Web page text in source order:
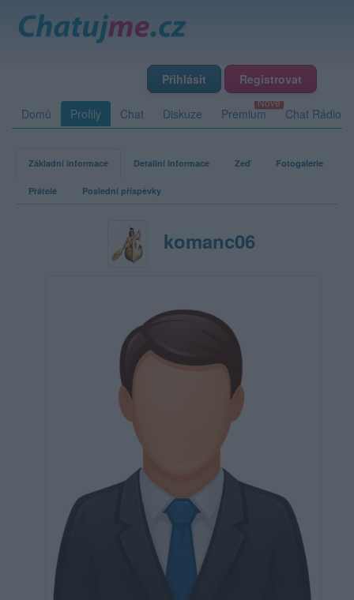
Přihlásit Registrovat
Domů Profily Chat Diskuze Premium Chat Rádio
Základní informace Detailní informace Zeď Fotogalerie
Přátelé Poslední příspěvky
komanc06